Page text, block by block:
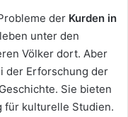
der Kurden in
unter den
Völker dort. Aber
der Erforschung der
Sie bieten
für kulturelle Studien.